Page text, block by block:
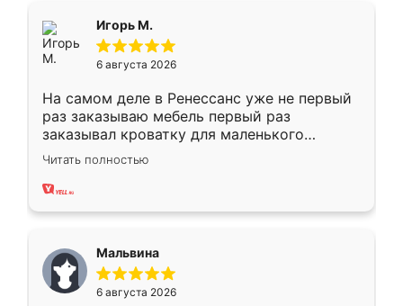
Игорь М.
6 августа 2026
На самом деле в Ренессанс уже не первый
раз заказываю мебель первый раз
заказывал кроватку для маленького
ребёнка при его рождении ,во второй раз
заказал шкаф-купе. По качеству очень
хорошее сборка достаточно быстрая,
меньше, здесь же он более разнообразный.
Мне нравится ,если что-то потребуется из
мебели буду заказывать только здесь.
Читать полностью
Мальвина
6 августа 2026